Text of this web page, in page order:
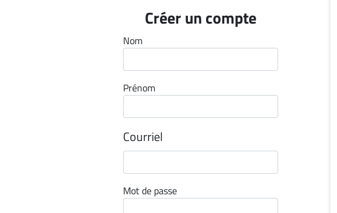
Créer un compte
Nom
Prénom
Courriel
Mot de passe